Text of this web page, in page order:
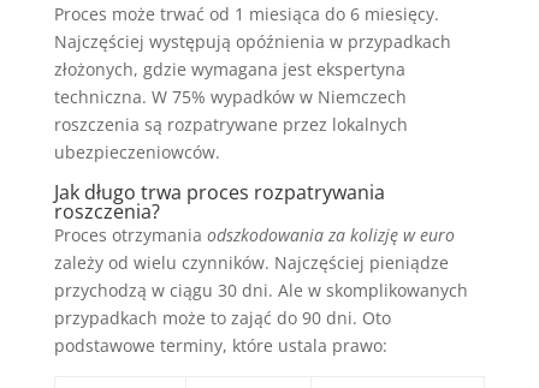
Proces może trwać od 1 miesiąca do 6 miesięcy.
Najczęściej występują opóźnienia w przypadkach
złożonych, gdzie wymagana jest ekspertyna
techniczna. W 75% wypadków w Niemczech
roszczenia są rozpatrywane przez lokalnych
ubezpieczeniowców.
Jak długo trwa proces rozpatrywania
roszczenia?
Proces otrzymania odszkodowania za kolizję w euro
zależy od wielu czynników. Najczęściej pieniądze
przychodzą w ciągu 30 dni. Ale w skomplikowanych
przypadkach może to zająć do 90 dni. Oto
podstawowe terminy, które ustala prawo: